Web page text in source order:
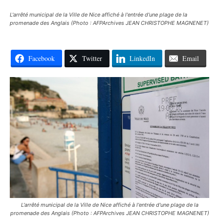
L'arrêté municipal de la Ville de Nice affiché à l'entrée d'une plage de la
promenade des Anglais (Photo : AFPArchives JEAN CHRISTOPHE MAGNENET)
Facebook Twitter LinkedIn Email
L'arrêté municipal de la Ville de Nice affiché à l'entrée d'une plage de la
promenade des Anglais (Photo : AFPArchives JEAN CHRISTOPHE MAGNENET)